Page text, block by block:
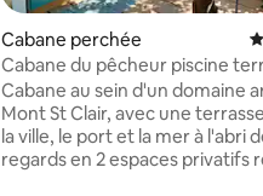
Cabane perchée
Cabane du pêcheur piscine
mer ville
Cabane au sein d'un domaine
Mont St Clair, avec une
la ville, le port et la mer à l'abri
regards en 2 espaces privatifs